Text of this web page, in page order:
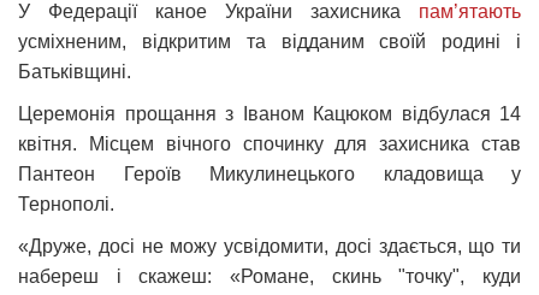
У Федерації каное України захисника пам’ятають
усміхненим, відкритим та відданим своїй родині і
Батьківщині.
Церемонія прощання з Іваном Кацюком відбулася 14
квітня. Місцем вічного спочинку для захисника став
Пантеон Героїв Микулинецького кладовища у
Тернополі.
«Друже, досі не можу усвідомити, досі здається, що ти
набереш і скажеш: «Романе, скинь "точку", куди